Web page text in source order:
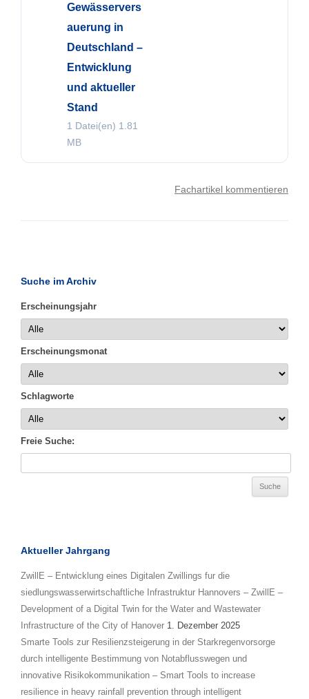
Gewässervers
auerung in
Deutschland –
Entwicklung
und aktueller
Stand
1 Datei(en) 1.81
MB
Fachartikel kommentieren
Suche im Archiv
Erscheinungsjahr
Erscheinungsmonat
Schlagworte
Freie Suche:
Aktueller Jahrgang
ZwillE – Entwicklung eines Digitalen Zwillings fur die
siedlungswasserwirtschaftliche Infrastruktur Hannovers – ZwillE –
Development of a Digital Twin for the Water and Wastewater
Infrastructure of the City of Hanover 1. Dezember 2025
Smarte Tools zur Resilienzsteigerung in der Starkregenvorsorge
durch intelligente Bestimmung von Notabflusswegen und
innovative Risikokommunikation – Smart Tools to increase
resilience in heavy rainfall prevention through intelligent